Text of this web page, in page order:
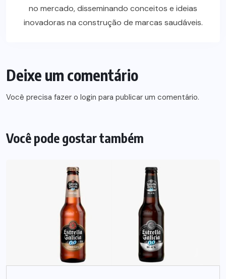
no mercado, disseminando conceitos e ideias
inovadoras na construção de marcas saudáveis.
Deixe um comentário
Você precisa fazer o login para publicar um comentário.
Você pode gostar também